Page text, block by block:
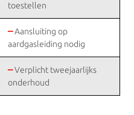
toestellen
–Aansluiting op
aardgasleiding nodig
–Verplicht tweejaarlijks
onderhoud